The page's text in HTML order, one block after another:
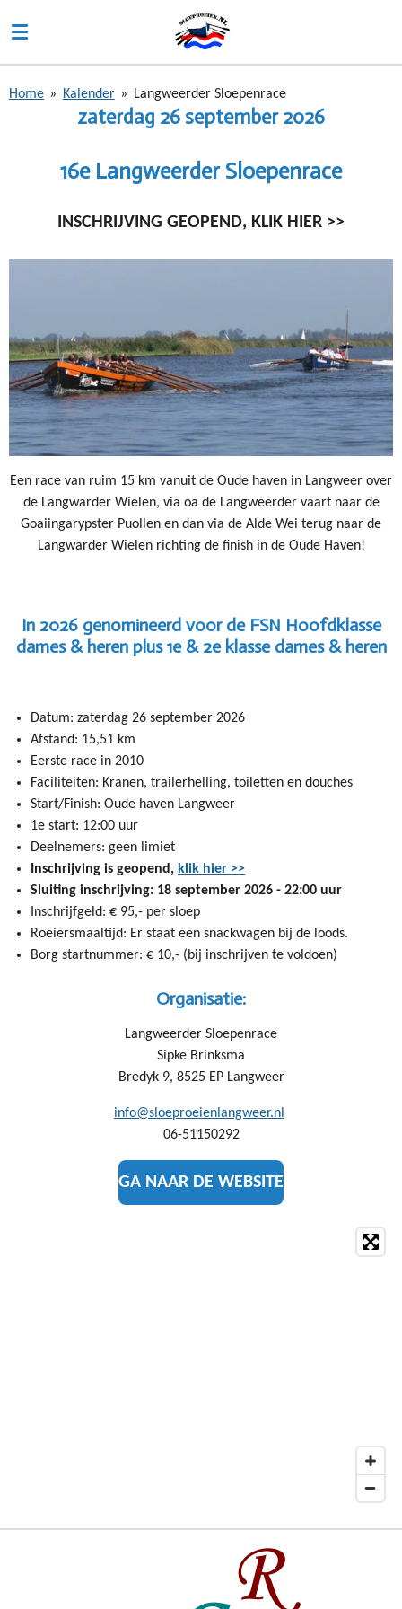
direct
naar
hoofdinhoud
Home » Kalender » Langweerder Sloepenrace
zaterdag 26 september 2026
16e Langweerder Sloepenrace
INSCHRIJVING GEOPEND, KLIK HIER >>
Een race van ruim 15 km vanuit de Oude haven in Langweer over
de Langwarder Wielen, via oa de Langweerder vaart naar de
Goaiingarypster Puollen en dan via de Alde Wei terug naar de
Langwarder Wielen richting de finish in de Oude Haven!
In 2026 genomineerd voor de FSN Hoofdklasse
dames & heren plus 1e & 2e klasse dames & heren
Datum: zaterdag 26 september 2026
Afstand: 15,51 km
Eerste race in 2010
Faciliteiten: Kranen, trailerhelling, toiletten en douches
Start/Finish: Oude haven Langweer
1e start: 12:00 uur
Deelnemers: geen limiet
Inschrijving is geopend, klik hier >>
Sluiting inschrijving: 18 september 2026 - 22:00 uur
Inschrijfgeld: € 95,- per sloep
Roeiersmaaltijd: Er staat een snackwagen bij de loods.
Borg startnummer: € 10,- (bij inschrijven te voldoen)
Organisatie:
Langweerder Sloepenrace
Sipke Brinksma
Bredyk 9, 8525 EP Langweer
info@sloeproeienlangweer.nl
06-51150292
GA NAAR DE WEBSITE